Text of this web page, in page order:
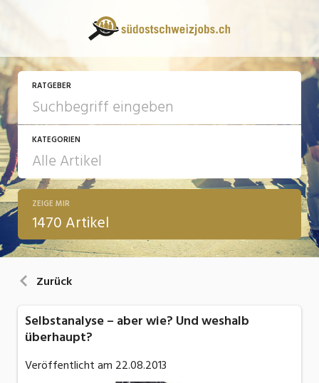
RATGEBER
KATEGORIEN
13 Fragen - 13 Antworten
Arbeit
ZEIGE MIR
1470 Artikel
Zurück
Selbstanalyse – aber wie? Und weshalb
überhaupt?
Veröffentlicht am 22.08.2013